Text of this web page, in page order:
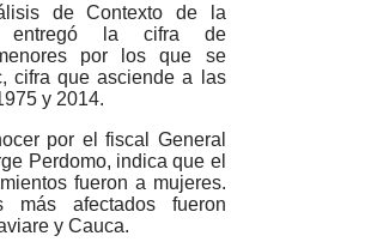
de Contexto de la
entregó la cifra de
por los que se
cifra que asciende a las
y 2014.
por el fiscal General
Perdomo, indica que el
fueron a mujeres.
más afectados fueron
y Cauca.